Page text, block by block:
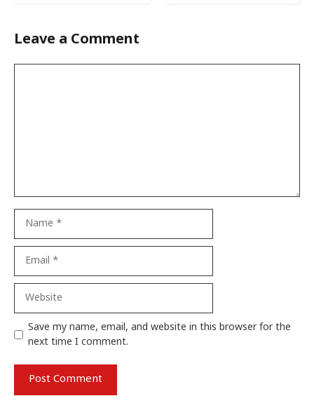
Leave a Comment
Save my name, email, and website in this browser for the
next time I comment.